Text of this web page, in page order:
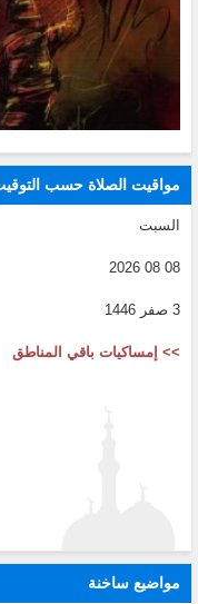
مواقيت الصلاة حسب
السبت
08 08 2026
3 صفر 1446
>> إمساكيات باقي المناطق
مواضيع ساخنة